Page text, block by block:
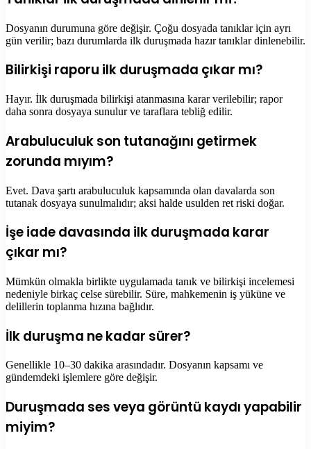
Dosyanın durumuna göre değişir. Çoğu dosyada tanıklar için ayrı
gün verilir; bazı durumlarda ilk duruşmada hazır tanıklar dinlenebilir.
Bilirkişi raporu ilk duruşmada çıkar mı?
Hayır. İlk duruşmada bilirkişi atanmasına karar verilebilir; rapor
daha sonra dosyaya sunulur ve taraflara tebliğ edilir.
Arabuluculuk son tutanağını getirmek
zorunda mıyım?
Evet. Dava şartı arabuluculuk kapsamında olan davalarda son
tutanak dosyaya sunulmalıdır; aksi halde usulden ret riski doğar.
İşe iade davasında ilk duruşmada karar
çıkar mı?
Mümkün olmakla birlikte uygulamada tanık ve bilirkişi incelemesi
nedeniyle birkaç celse sürebilir. Süre, mahkemenin iş yüküne ve
delillerin toplanma hızına bağlıdır.
İlk duruşma ne kadar sürer?
Genellikle 10–30 dakika arasındadır. Dosyanın kapsamı ve
gündemdeki işlemlere göre değişir.
Duruşmada ses veya görüntü kaydı yapabilir
miyim?